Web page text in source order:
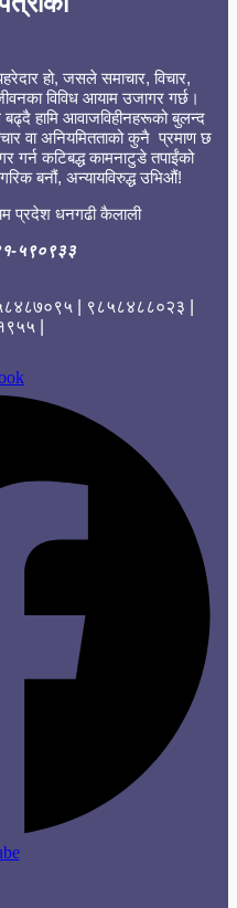
हो, जसले समाचार, विचार,
विविध आयाम उजागर गर्छ।
बढ्दै हामि आवाजविहीनहरूको बुलन्द
वा अनियमितताको कुनै प्रमाण छ
गर्न कटिबद्ध कामनाटुडे तपाईंको
बनौं, अन्यायविरुद्ध उभिऔं!
प्रदेश धनगढी कैलाली
५९०९३३
| ९८५८४८८०२३ |
|